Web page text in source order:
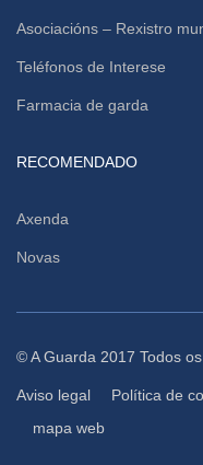
Asociacións – Rexistro
Teléfonos de Interese
Farmacia de garda
RECOMENDADO
Axenda
Novas
© A Guarda 2017 Todos
Aviso legal Política de
mapa web